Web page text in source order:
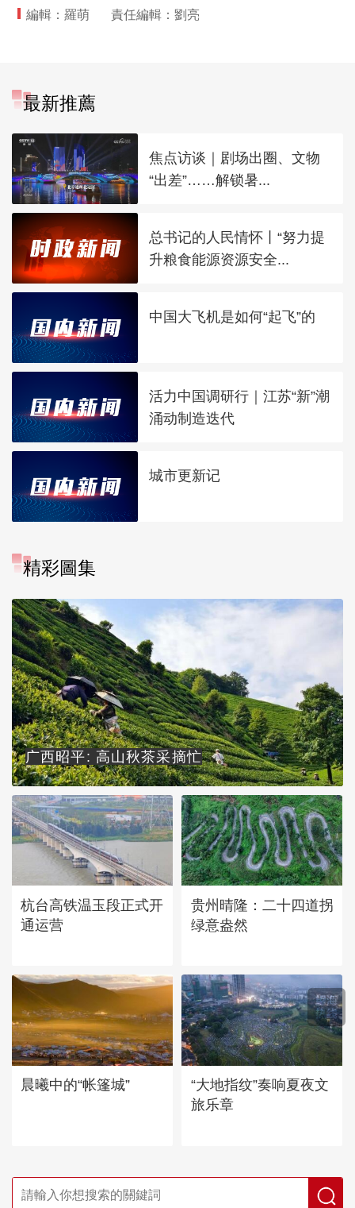
編輯：羅萌 責任編輯：劉亮
最新推薦
焦点访谈｜剧场出圈、文物
“出差”……解锁暑...
总书记的人民情怀丨“努力提
升粮食能源资源安全...
中国大飞机是如何“起飞”的
活力中国调研行｜江苏“新”潮
涌动制造迭代
城市更新记
精彩圖集
广西昭平: 高山秋茶采摘忙
杭台高铁温玉段正式开
通运营
贵州晴隆：二十四道拐
绿意盎然
晨曦中的“帐篷城”
“大地指纹”奏响夏夜文
旅乐章